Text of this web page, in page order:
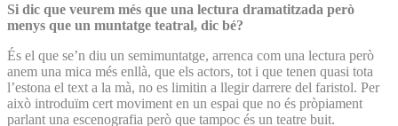
Si dic que veurem més que una lectura dramatitzada però
menys que un muntatge teatral, dic bé?
És el que se’n diu un semimuntatge, arrenca com una lectura però
anem una mica més enllà, que els actors, tot i que tenen quasi tota
l’estona el text a la mà, no es limitin a llegir darrere del faristol. Per
això introduïm cert moviment en un espai que no és pròpiament
parlant una escenografia però que tampoc és un teatre buit.